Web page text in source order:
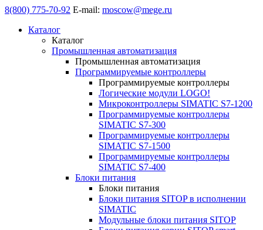
8(800) 775-70-92 E-mail: moscow@mege.ru
Каталог
Каталог
Промышленная автоматизация
Промышленная автоматизация
Программируемые контроллеры
Программируемые контроллеры
Логические модули LOGO!
Микроконтроллеры SIMATIC S7-1200
Программируемые контроллеры
SIMATIC S7-300
Программируемые контроллеры
SIMATIC S7-1500
Программируемые контроллеры
SIMATIC S7-400
Блоки питания
Блоки питания
Блоки питания SITOP в исполнении
SIMATIC
Модульные блоки питания SITOP